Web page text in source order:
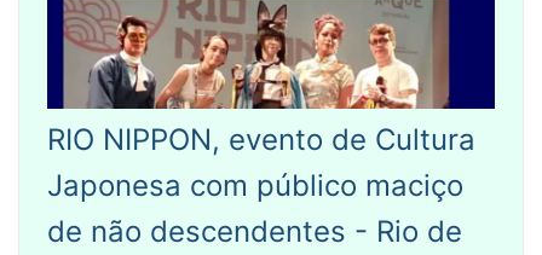
RIO NIPPON, evento de Cultura
Japonesa com público maciço
de não descendentes - Rio de